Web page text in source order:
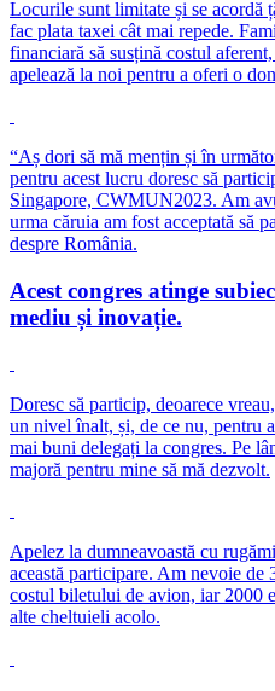
Locurile sunt limitate și se acordă
fac plata taxei cât mai repede.
financiară să susțină costul
apelează la noi pentru a oferi o
“Aș dori să mă mențin și în
pentru acest lucru doresc să
Singapore, CWMUN2023. Am
urma căruia am fost acceptată să
despre România.
Acest congres atinge
mediu și inovație.
Doresc să particip, deoarece
un nivel înalt, și, de ce nu, pentru
mai buni delegați la congres. Pe
majoră pentru mine să mă dezvolt.
Apelez la dumneavoastă cu
această participare. Am nevoie de
costul biletului de avion, iar 2000
alte cheltuieli acolo.